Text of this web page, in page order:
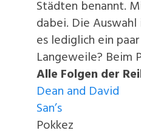
Städten benannt.
dabei. Die
es lediglich ein
Langeweile? Beim
Alle Folgen der
Dean and David
San’s
Pokkez